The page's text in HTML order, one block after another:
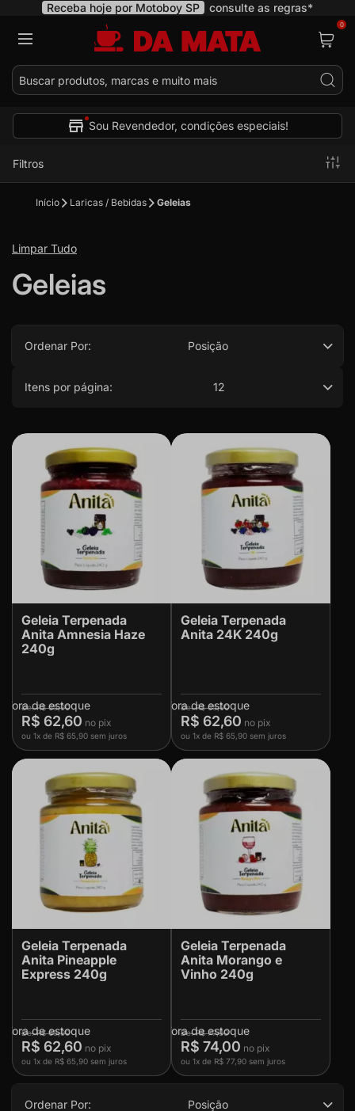
Receba hoje por Motoboy SP consulte as regras*
0
Sou Revendedor, condições especiais!
Geleias
Ordenar Por: Posição
Itens por página: 12
Geleia Terpenada
Anita Amnesia Haze
240g
R$ 65,90
R$ 62,60
ou 1x de R$ 65,90 sem juros
Fora de estoque
Geleia Terpenada
Anita 24K 240g
R$ 65,90
R$ 62,60
ou 1x de R$ 65,90 sem juros
Fora de estoque
Geleia Terpenada
Anita Pineapple
Express 240g
R$ 65,90
R$ 62,60
ou 1x de R$ 65,90 sem juros
Fora de estoque
Geleia Terpenada
Anita Morango e
Vinho 240g
R$ 77,90
R$ 74,00
ou 1x de R$ 77,90 sem juros
Fora de estoque
Ordenar Por: Posição
Início Laricas / Bebidas Geleias
Limpar Tudo
Filtros